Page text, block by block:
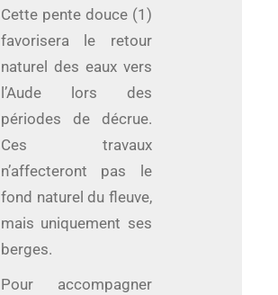
Cette pente douce (1)
favorisera le retour
naturel des eaux vers
l’Aude lors des
périodes de décrue.
Ces travaux
n’affecteront pas le
fond naturel du fleuve,
mais uniquement ses
berges.
Pour accompagner